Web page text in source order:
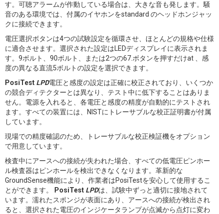
す。可聴アラームが作動している場合は、大きな音も発します。騒
音のある環境では、付属のイヤホンをstandard のヘッドホンジャッ
クに接続できます。
電圧選択ボタンは4つの試験設定を循環させ、ほとんどの規格や仕様
に適合させます。選択された設定はLEDディスプレイに表示されま
す。9ボルト、90ボルト、または2つの67.ボタンを押すだけat 、感
度の異なる直流5ボルトの設定を選択できます。
PosiTest LPD電圧と感度の設定は正確に校正されており、いくつか
の競合ディテクターとは異なり、テスト中に低下することはありま
せん。電源を入れると、各電圧と感度の精度が自動的にテストされ
ます。すべての装置には、NISTにトレーサブルな校正証明書が付属
しています。
現場での精度確認のため、トレーサブルな校正検証機をオプション
で用意しています。
検査中にアースへの接続が失われた場合、すべての低電圧ピンホー
ル検査器はピンホールを検出できなくなります。革新的な
GroundSense機能により、作業者はPosiTestを安心して使用するこ
とができます。 PosiTest LPDは、試験中ずっと適切に接地されて
います。濡れたスポンジが表面にあり、アースへの接続が検出され
ると、選択された電圧のインジケータランプが点滅から点灯に変わ